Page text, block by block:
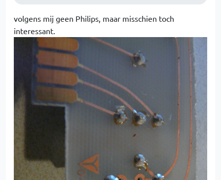
volgens mij geen Philips, maar misschien toch
interessant.